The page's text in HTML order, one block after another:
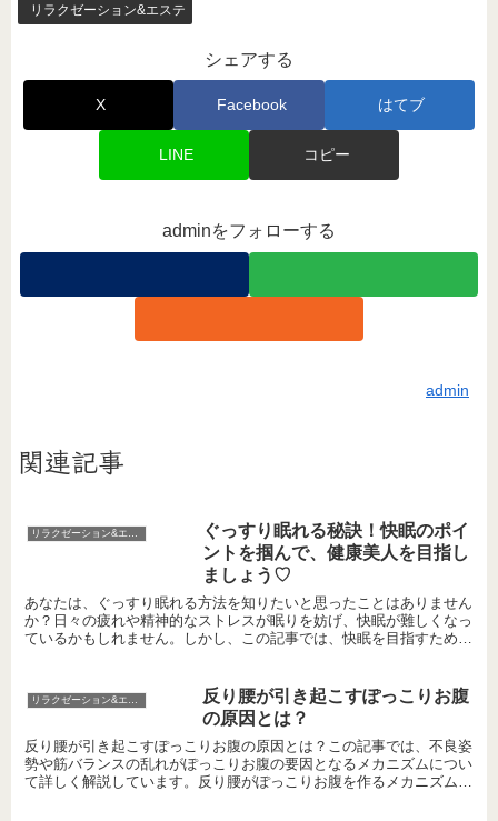
リラクゼーション&エステ
シェアする
X Facebook はてブ
LINE コピー
adminをフォローする
admin
関連記事
リラクゼーション&エステ
ぐっすり眠れる秘訣！快眠のポイ
ントを掴んで、健康美人を目指し
ましょう♡
あなたは、ぐっすり眠れる方法を知りたいと思ったことはありません
か？日々の疲れや精神的なストレスが眠りを妨げ、快眠が難しくなっ
ているかもしれません。しかし、この記事では、快眠を目指すための
反り腰が引き起こすぽっこりお腹
の原因とは？
反り腰が引き起こすぽっこりお腹の原因とは？この記事では、不良姿
勢や筋バランスの乱れがぽっこりお腹の要因となるメカニズムについ
て詳しく解説しています。反り腰がぽっこりお腹を作るメカニズム反